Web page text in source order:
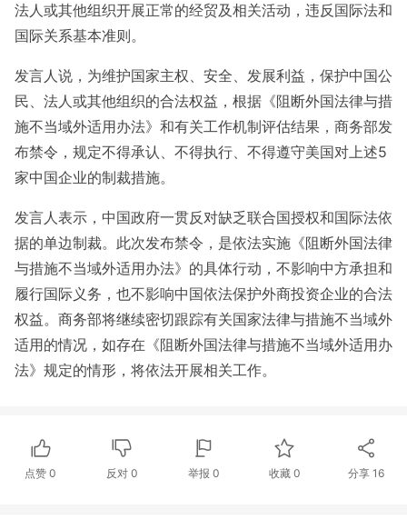
法人或其他组织开展正常的经贸及相关活动，违反国际法和
国际关系基本准则。
发言人说，为维护国家主权、安全、发展利益，保护中国公
民、法人或其他组织的合法权益，根据《阻断外国法律与措
施不当域外适用办法》和有关工作机制评估结果，商务部发
布禁令，规定不得承认、不得执行、不得遵守美国对上述5
家中国企业的制裁措施。
发言人表示，中国政府一贯反对缺乏联合国授权和国际法依
据的单边制裁。此次发布禁令，是依法实施《阻断外国法律
与措施不当域外适用办法》的具体行动，不影响中方承担和
履行国际义务，也不影响中国依法保护外商投资企业的合法
权益。商务部将继续密切跟踪有关国家法律与措施不当域外
适用的情况，如存在《阻断外国法律与措施不当域外适用办
法》规定的情形，将依法开展相关工作。
点赞0 反对 0 举报 0 收藏 0 分享16